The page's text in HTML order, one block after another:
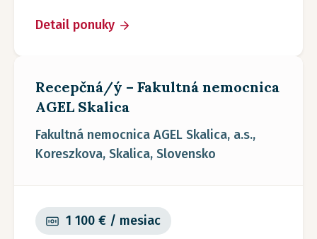
Detail ponuky
Recepčná/ý – Fakultná nemocnica
AGEL Skalica
Fakultná nemocnica AGEL Skalica, a.s.,
Koreszkova, Skalica, Slovensko
1 100 € / mesiac